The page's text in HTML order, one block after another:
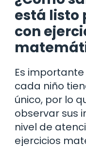
está listo
con
Es
cada niño
único, por lo
observar sus
nivel de
ejercicios